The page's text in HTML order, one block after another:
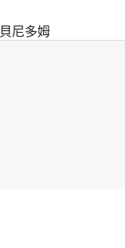
貝尼多姆